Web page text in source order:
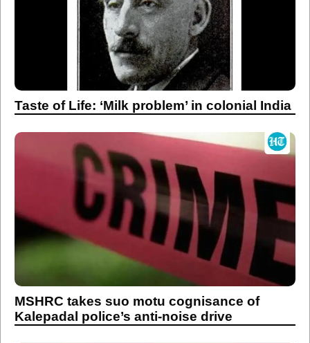
Taste of Life: ‘Milk problem’ in colonial India
MSHRC takes suo motu cognisance of
Kalepadal police’s anti-noise drive